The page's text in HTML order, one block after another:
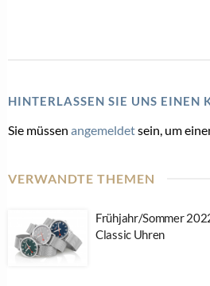
HINTERLASSEN SIE UNS EINEN
Sie müssen angemeldetsein, um
VERWANDTE THEMEN
Frühjahr/Sommer
Classic Uhren